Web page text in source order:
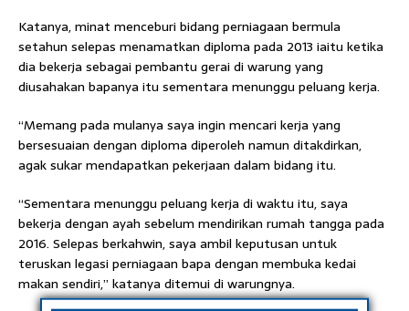
Katanya, minat menceburi bidang perniagaan bermula
setahun selepas menamatkan diploma pada 2013 iaitu ketika
dia bekerja sebagai pembantu gerai di warung yang
diusahakan bapanya itu sementara menunggu peluang kerja.
“Memang pada mulanya saya ingin mencari kerja yang
bersesuaian dengan diploma diperoleh namun ditakdirkan,
agak sukar mendapatkan pekerjaan dalam bidang itu.
“Sementara menunggu peluang kerja di waktu itu, saya
bekerja dengan ayah sebelum mendirikan rumah tangga pada
2016. Selepas berkahwin, saya ambil keputusan untuk
teruskan legasi perniagaan bapa dengan membuka kedai
makan sendiri,” katanya ditemui di warungnya.